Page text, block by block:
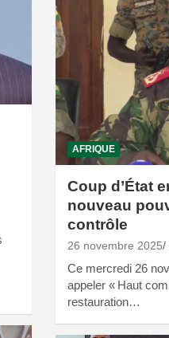
AFRIQUE
Coup d’État
nouveau
contrôle
26 novembre 2025
Ce mercredi 26
appeler « Haut
restauration…